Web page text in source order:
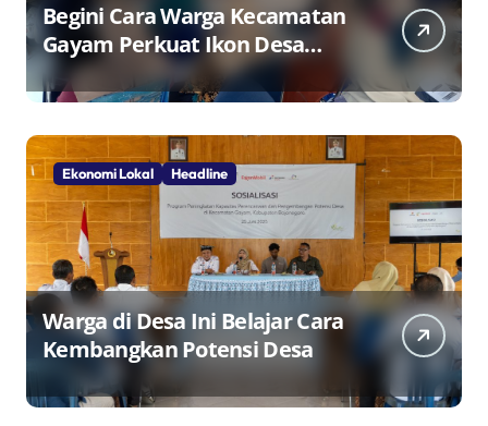
Begini Cara Warga Kecamatan
Gayam Perkuat Ikon Desa
Penggerak Ekonomi Lokal
Melalui TPID
Ekonomi Lokal Headline
Warga di Desa Ini Belajar Cara
Kembangkan Potensi Desa